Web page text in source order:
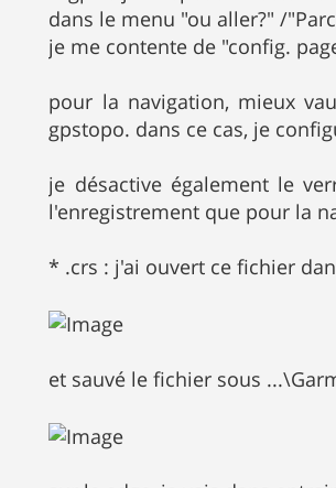
g
e
dans le menu "ou aller?" /
je me contente de "config.
pour la navigation, mieux
gpstopo. dans ce cas, je
je désactive également le
l'enregistrement que pour la
* .crs : j'ai ouvert ce fichier
et sauvé le fichier sous